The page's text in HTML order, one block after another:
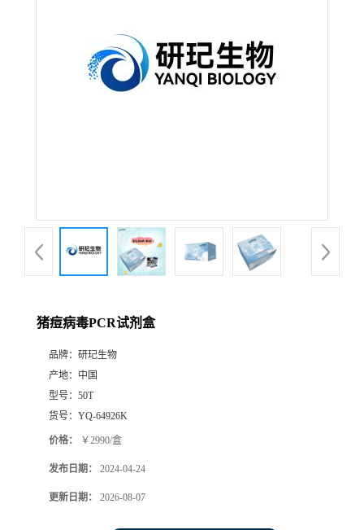
猪痘病毒PCR试剂盒
品牌： 研玘生物
产地： 中国
型号： 50T
货号： YQ-64926K
价格： ￥2990/盒
发布日期： 2024-04-24
更新日期： 2026-08-07